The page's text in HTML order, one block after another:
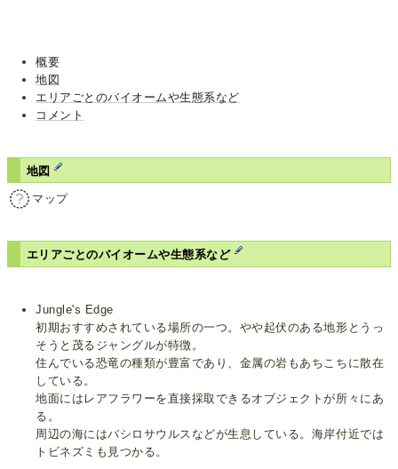
概要
地図
エリアごとのバイオームや生態系など
コメント
地図
マップ
エリアごとのバイオームや生態系など
Jungle's Edge
初期おすすめされている場所の一つ。やや起伏のある地形とうっ
そうと茂るジャングルが特徴。
住んでいる恐竜の種類が豊富であり、金属の岩もあちこちに散在
している。
地面にはレアフラワーを直接採取できるオブジェクトが所々にあ
る。
周辺の海にはバシロサウルスなどが生息している。海岸付近では
トビネズミも見つかる。